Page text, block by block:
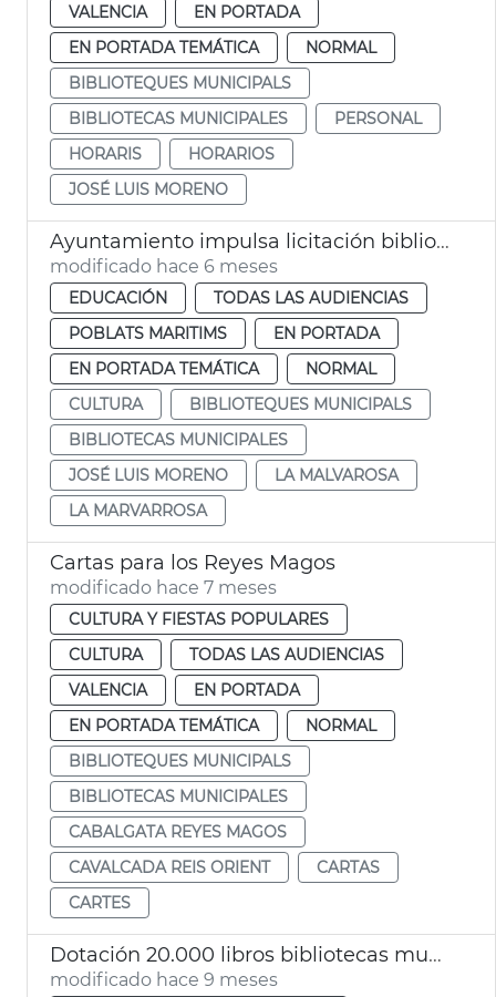
VALENCIA
EN PORTADA
EN PORTADA TEMÁTICA
NORMAL
BIBLIOTEQUES MUNICIPALS
BIBLIOTECAS MUNICIPALES
PERSONAL
HORARIS
HORARIOS
JOSÉ LUIS MORENO
Ayuntamiento impulsa licitación biblioteca municipal Malvarrosa
modificado hace 6 meses
EDUCACIÓN
TODAS LAS AUDIENCIAS
POBLATS MARITIMS
EN PORTADA
EN PORTADA TEMÁTICA
NORMAL
CULTURA
BIBLIOTEQUES MUNICIPALS
BIBLIOTECAS MUNICIPALES
JOSÉ LUIS MORENO
LA MALVAROSA
LA MARVARROSA
Cartas para los Reyes Magos
modificado hace 7 meses
CULTURA Y FIESTAS POPULARES
CULTURA
TODAS LAS AUDIENCIAS
VALENCIA
EN PORTADA
EN PORTADA TEMÁTICA
NORMAL
BIBLIOTEQUES MUNICIPALS
BIBLIOTECAS MUNICIPALES
CABALGATA REYES MAGOS
CAVALCADA REIS ORIENT
CARTAS
CARTES
Dotación 20.000 libros bibliotecas municipales València
modificado hace 9 meses